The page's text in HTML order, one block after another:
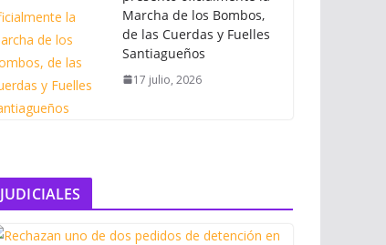
Marcha de los Bombos,
de las Cuerdas y Fuelles
Santiagueños
17 julio, 2026
JUDICIALES